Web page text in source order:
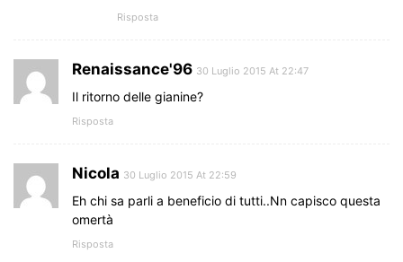
Risposta
Renaissance'96 30 Luglio 2015 At 22:47
Il ritorno delle gianine?
Risposta
Nicola 30 Luglio 2015 At 22:59
Eh chi sa parli a beneficio di tutti..Nn capisco questa
omertà
Risposta